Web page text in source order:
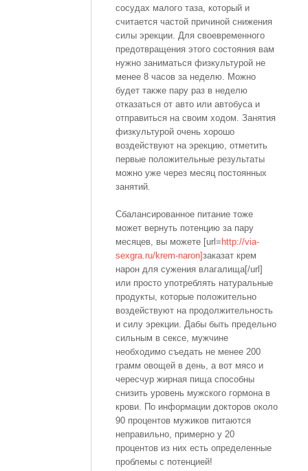
сосудах малого таза, который и
считается частой причиной снижения
силы эрекции. Для своевременного
предотвращения этого состояния вам
нужно заниматься физкультурой не
менее 8 часов за неделю. Можно
будет также пару раз в неделю
отказаться от авто или автобуса и
отправиться на своим ходом. Занятия
физкультурой очень хорошо
воздействуют на эрекцию, отметить
первые положительные результаты
можно уже через месяц постоянных
занятий.
Сбалансированное питание тоже
может вернуть потенцию за пару
месяцев, вы можете [url= http://via-
sexgra.ru/krem-naron]заказат крем
нарон для сужения влагалища[/url]
или просто употреблять натуральные
продукты, которые положительно
воздействуют на продолжительность
и силу эрекции. Дабы быть предельно
сильным в сексе, мужчине
необходимо съедать не менее 200
грамм овощей в день, а вот мясо и
чересчур жирная пища способны
снизить уровень мужского гормона в
крови. По информации докторов около
90 процентов мужиков питаются
неправильно, примерно у 20
процентов из них есть определенные
проблемы с потенцией!